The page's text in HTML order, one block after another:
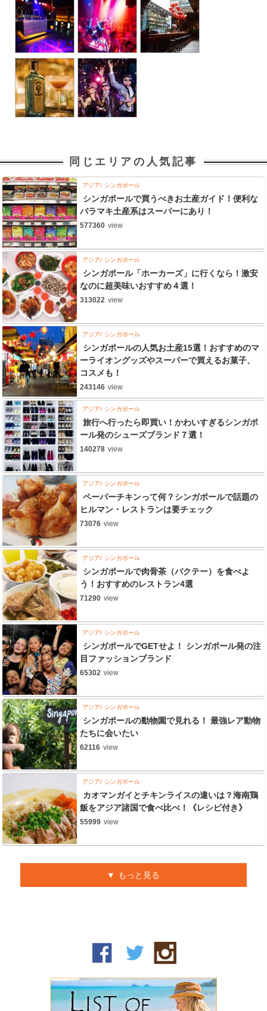
同じエリアの人気記事
アジア シンガポール
シンガポールで買うべきお土産ガイド！便利な
バラマキ土産系はスーパーにあり！
577360 view
アジア シンガポール
シンガポール「ホーカーズ」に行くなら！激安
なのに超美味いおすすめ４選！
313022 view
アジア シンガポール
シンガポールの人気お土産15選！おすすめのマ
ーライオングッズやスーパーで買えるお菓子、
コスメも！
243146 view
アジア シンガポール
旅行へ行ったら即買い！かわいすぎるシンガポ
ール発のシューズブランド７選！
140278 view
アジア シンガポール
ペーパーチキンって何？シンガポールで話題の
ヒルマン・レストランは要チェック
73076 view
アジア シンガポール
シンガポールで肉骨茶（バクテー）を食べよ
う！おすすめのレストラン4選
71290 view
アジア シンガポール
シンガポールでGETせよ！ シンガポール発の注
目ファッションブランド
65302 view
アジア シンガポール
シンガポールの動物園で見れる！ 最強レア動物
たちに会いたい
62116 view
アジア シンガポール
カオマンガイとチキンライスの違いは？海南鶏
飯をアジア諸国で食べ比べ！《レシピ付き》
55999 view
もっと見る